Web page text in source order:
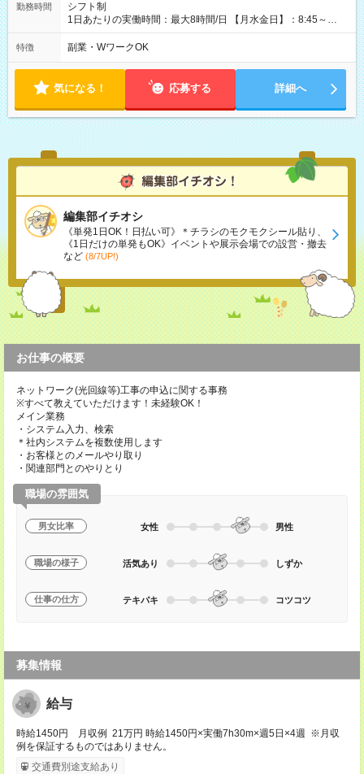
勤務時間
シフト制
1日あたりの実働時間：最大8時間/日 【月水金日】：8:45～
16:30 【火木】：8:45～19:00 週3日～OK、シフト制 ※扶養内
勤務OK ※月1回～2回程度、日曜日出勤をお願いします。 ※時間
ん。
特徴 副業・WワークOK
気になる！ 応募する 詳細へ
編集部イチオシ
《単発1日OK！日払い可》＊チラシのモクモクシール貼り、
《1日だけの単発もOK》イベントや展示会場での設営・撤去
など (8/7UP!)
お仕事の概要
ネットワーク(光回線等)工事の申込に関する事務
※すべて教えていただけます！未経験OK！
メイン業務
・システム入力、検索
＊社内システムを複数使用します
・お客様とのメールやり取り
・関連部門とのやりとり
職場の雰囲気
男女比率 女性 男性
職場の様子 活気あり しずか
仕事の仕方 テキパキ コツコツ
募集情報
給与
時給1450円 月収例 21万円 時給1450円×実働7h30m×週5日×4週 ※月収
例を保証するものではありません。
交通費別途支給あり